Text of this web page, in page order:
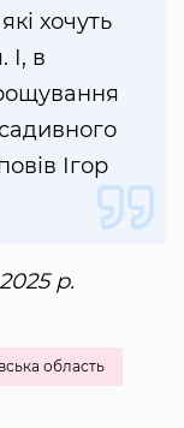
хочуть
І, в
Ігор
р.
область